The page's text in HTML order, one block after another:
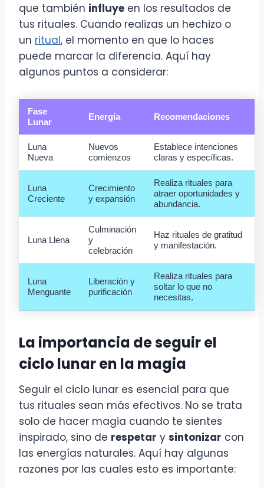
que también influye en los resultados de
tus rituales. Cuando realizas un hechizo o
un ritual, el momento en que lo haces
puede marcar la diferencia. Aquí hay
algunos puntos a considerar:
Fase
Lunar
Energía Recomendaciones
Luna
Nueva
Nuevos
comienzos
Establece intenciones
claras y específicas.
Luna
Creciente
Crecimiento
y expansión
Realiza rituales para
atraer oportunidades y
abundancia.
Luna Llena
Culminación
y
celebración
Haz rituales de gratitud
y manifestación.
Luna
Menguante
Liberación y
purificación
Realiza rituales para
soltar lo que no
necesitas.
La importancia de seguir el
ciclo lunar en la magia
Seguir el ciclo lunar es esencial para que
tus rituales sean más efectivos. No se trata
solo de hacer magia cuando te sientes
inspirado, sino de respetar y sintonizar con
las energías naturales. Aquí hay algunas
razones por las cuales esto es importante: